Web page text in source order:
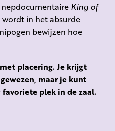
nepdocumentaire King of
in het absurde
bewijzen hoe
placering. Je krijgt
maar je kunt
favoriete plek in de zaal.